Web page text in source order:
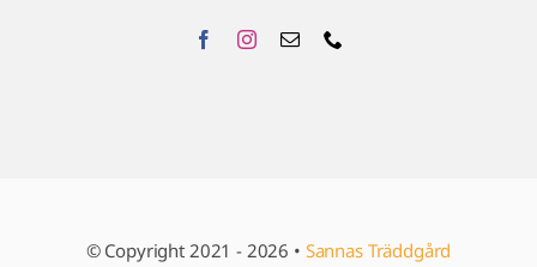
© Copyright 2021 - 2026 • Sannas Träddgård